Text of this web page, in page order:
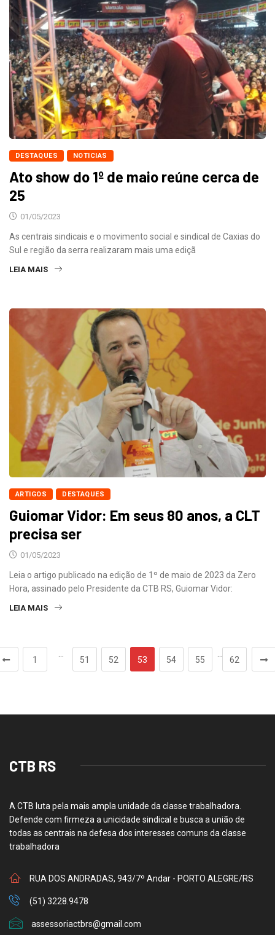
DESTAQUES NOTICIAS
Ato show do 1º de maio reúne cerca de
25
01/05/2023
As centrais sindicais e o movimento social e sindical de Caxias do
Sul e região da serra realizaram mais uma ediçã
LEIA MAIS
ARTIGOS DESTAQUES
Guiomar Vidor: Em seus 80 anos, a CLT
precisa ser
01/05/2023
Leia o artigo publicado na edição de 1º de maio de 2023 da Zero
Hora, assinado pelo Presidente da CTB RS, Guiomar Vidor:
LEIA MAIS
1 51 52 53 54 55 62
CTB RS
A CTB luta pela mais ampla unidade da classe trabalhadora.
Defende com firmeza a unicidade sindical e busca a união de
todas as centrais na defesa dos interesses comuns da classe
trabalhadora
RUA DOS ANDRADAS, 943/7º Andar - PORTO ALEGRE/RS
(51) 3228.9478
assessoriactbrs@gmail.com